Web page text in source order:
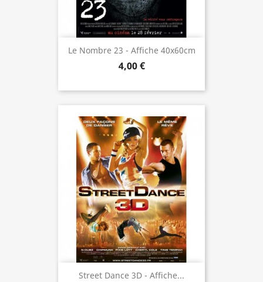
Le Nombre 23 - Affiche 40x60cm
4,00 €
Street Dance 3D - Affiche...